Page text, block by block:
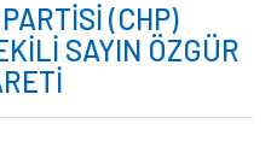
(CHP)
SAYIN ÖZGÜR